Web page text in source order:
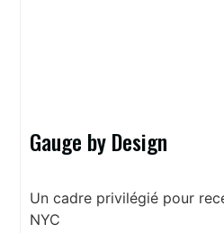
Gauge by Design
Un cadre privilégié pour
NYC